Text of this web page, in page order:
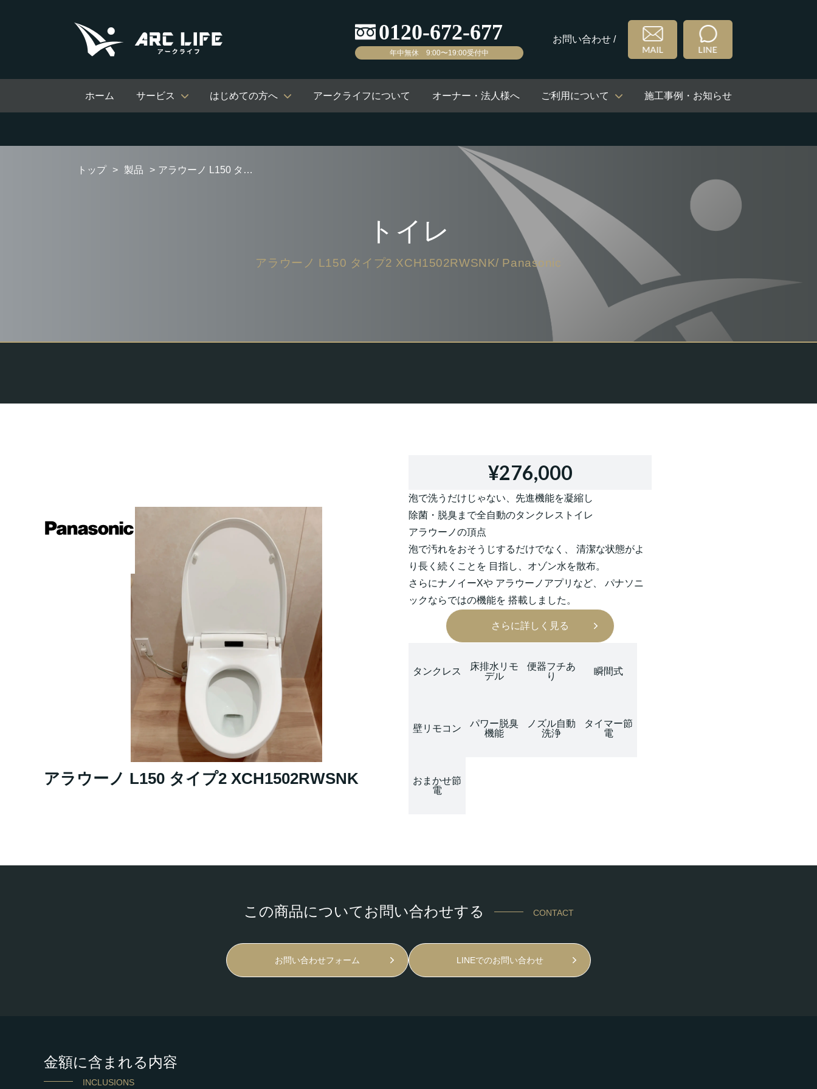
年中無休 9:00〜19:00受付中
お問い合わせ /
ホーム サービス はじめての方へ アークライフについて オーナー・法人様へ ご利用について 施工事例・お知らせ
トップ 製品 アラウーノ L150 タイプ2 XCH1502RWSNK
トイレ
アラウーノ L150 タイプ2 XCH1502RWSNK/ Panasonic
アラウーノ L150 タイプ2 XCH1502RWSNK
¥276,000
泡で洗うだけじゃない、先進機能を凝縮し
除菌・脱臭まで全自動のタンクレストイレ
アラウーノの頂点
泡で汚れをおそうじするだけでなく、 清潔な状態がよ
り長く続くことを 目指し、オゾン水を散布。
さらにナノイーXや アラウーノアプリなど、 パナソニ
ックならではの機能を 搭載しました。
さらに詳しく見る
タンクレス
床排水リモ
デル
便器フチあ
り
瞬間式
壁リモコン
パワー脱臭
機能
ノズル自動
洗浄
タイマー節
電
おまかせ節
電
この商品についてお問い合わせする CONTACT
お問い合わせフォーム LINEでのお問い合わせ
金額に含まれる内容
INCLUSIONS